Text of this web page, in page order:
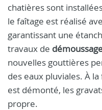
chatières sont
le faîtage est réalisé
garantissant une
travaux de
nouvelles gouttières
des eaux pluviales. À
est démonté, les
propre.